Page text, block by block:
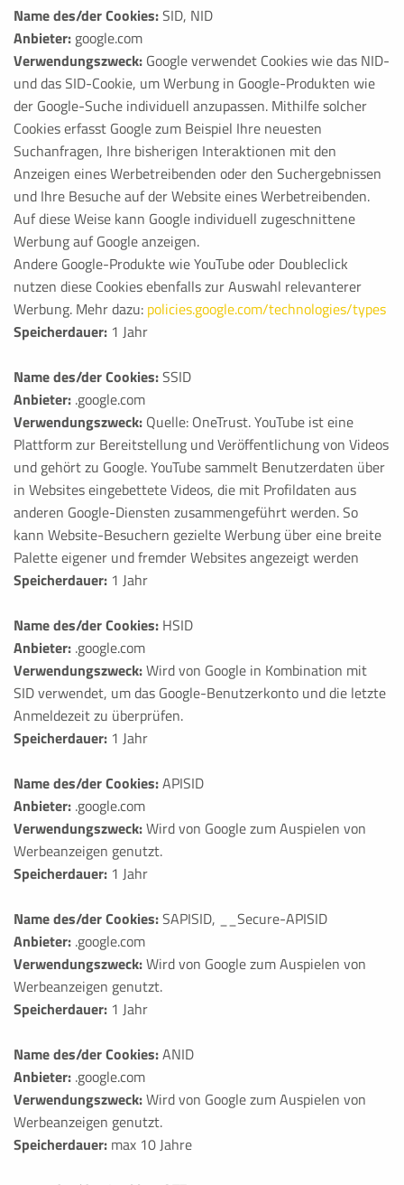
Name des/der Cookies:SID, NID
Anbieter: google.com
Verwendungszweck: Google verwendet Cookies wie das NID-
und das SID-Cookie, um Werbung in Google-Produkten wie
der Google-Suche individuell anzupassen. Mithilfe solcher
Cookies erfasst Google zum Beispiel Ihre neuesten
Suchanfragen, Ihre bisherigen Interaktionen mit den
Anzeigen eines Werbetreibenden oder den Suchergebnissen
und Ihre Besuche auf der Website eines Werbetreibenden.
Auf diese Weise kann Google individuell zugeschnittene
Werbung auf Google anzeigen.
Andere Google-Produkte wie YouTube oder Doubleclick
nutzen diese Cookies ebenfalls zur Auswahl relevanterer
Werbung. Mehr dazu: policies.google.com/technologies/types
Speicherdauer: 1 Jahr
Name des/der Cookies:SSID
Anbieter: .google.com
Verwendungszweck: Quelle: OneTrust. YouTube ist eine
Plattform zur Bereitstellung und Veröffentlichung von Videos
und gehört zu Google. YouTube sammelt Benutzerdaten über
in Websites eingebettete Videos, die mit Profildaten aus
anderen Google-Diensten zusammengeführt werden. So
kann Website-Besuchern gezielte Werbung über eine breite
Palette eigener und fremder Websites angezeigt werden
Speicherdauer: 1 Jahr
Name des/der Cookies: HSID
Anbieter: .google.com
Verwendungszweck:Wird von Google in Kombination mit
SID verwendet, um das Google-Benutzerkonto und die letzte
Anmeldezeit zu überprüfen.
Speicherdauer: 1 Jahr
Name des/der Cookies:APISID
Anbieter: .google.com
Verwendungszweck:Wird von Google zum Auspielen von
Werbeanzeigen genutzt.
Speicherdauer: 1 Jahr
Name des/der Cookies:SAPISID, __Secure-APISID
Anbieter: .google.com
Verwendungszweck:Wird von Google zum Auspielen von
Werbeanzeigen genutzt.
Speicherdauer: 1 Jahr
Name des/der Cookies:ANID
Anbieter: .google.com
Verwendungszweck:Wird von Google zum Auspielen von
Werbeanzeigen genutzt.
Speicherdauer: max 10 Jahre